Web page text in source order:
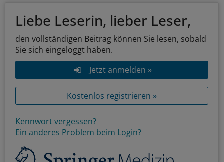
Liebe Leserin, lieber Leser,
den vollständigen Beitrag können Sie lesen, sobald
Sie sich eingeloggt haben.
Jetzt anmelden »
Kostenlos registrieren »
Kennwort vergessen?
Ein anderes Problem beim Login?